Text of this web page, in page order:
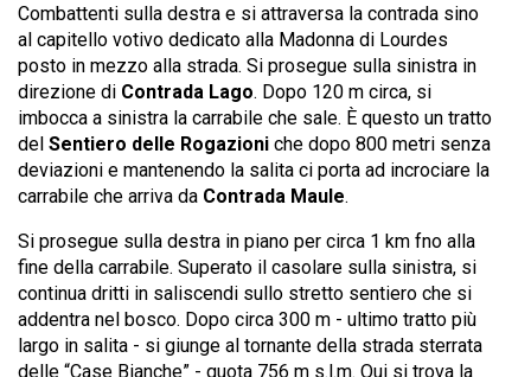
Combattenti sulla destra e si attraversa la contrada sino
al capitello votivo dedicato alla Madonna di Lourdes
posto in mezzo alla strada. Si prosegue sulla sinistra in
direzione di Contrada Lago. Dopo 120 m circa, si
imbocca a sinistra la carrabile che sale. È questo un tratto
del Sentiero delle Rogazioni che dopo 800 metri senza
deviazioni e mantenendo la salita ci porta ad incrociare la
carrabile che arriva da Contrada Maule.
Si prosegue sulla destra in piano per circa 1 km fno alla
fine della carrabile. Superato il casolare sulla sinistra, si
continua dritti in saliscendi sullo stretto sentiero che si
addentra nel bosco. Dopo circa 300 m - ultimo tratto più
largo in salita - si giunge al tornante della strada sterrata
delle “Case Bianche” - quota 756 m s.l.m. Qui si trova la